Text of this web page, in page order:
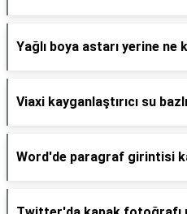
Yağlı boya astarı yerine ne
Viaxi kayganlaştırıcı su
Word'de paragraf girintisi